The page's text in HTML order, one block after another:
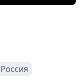
Россия